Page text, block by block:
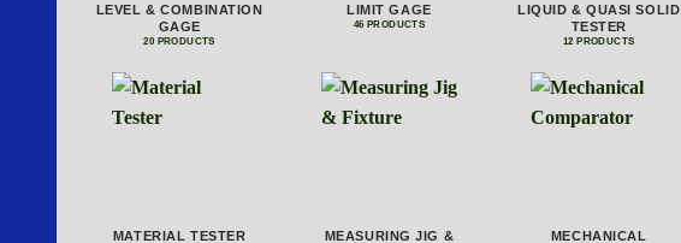
LEVEL & COMBINATION
GAGE
20 PRODUCTS
LIMIT GAGE
46 PRODUCTS
LIQUID & QUASI SOLID
TESTER
12 PRODUCTS
MATERIAL TESTER
MEASURING JIG &
MECHANICAL